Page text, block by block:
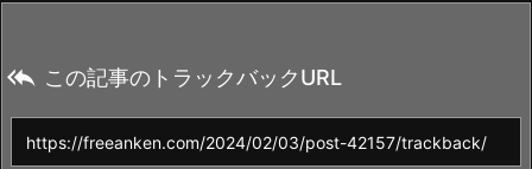
 この記事のトラックバックURL